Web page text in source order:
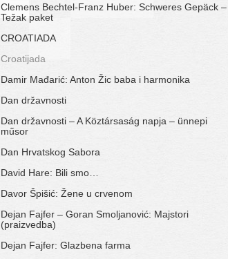
Clemens Bechtel-Franz Huber: Schweres Gepäck –
Težak paket
CROATIADA
Croatijada
Damir Mađarić: Anton Žic baba i harmonika
Dan državnosti
Dan državnosti – A Köztársaság napja – ünnepi
műsor
Dan Hrvatskog Sabora
David Hare: Bili smo…
Davor Špišić: Žene u crvenom
Dejan Fajfer – Goran Smoljanović: Majstori
(praizvedba)
Dejan Fajfer: Glazbena farma